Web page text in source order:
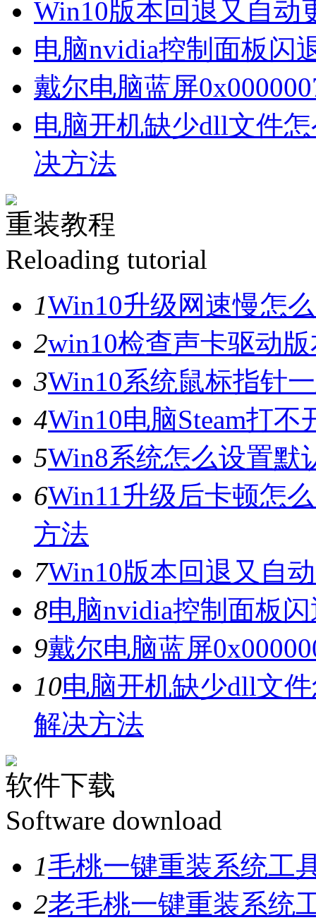
Win10版本回退又自动
电脑nvidia控制面板闪
戴尔电脑蓝屏
电脑开机缺少dll文件
决方法
重装教程
Reloading tutorial
1Win10升级网速慢怎
2win10检查声卡驱动
3Win10系统鼠标指针
4Win10电脑Steam打
5Win8系统怎么设置默
6Win11升级后卡顿怎
方法
7Win10版本回退又自
8电脑nvidia控制面板
9戴尔电脑蓝屏
10电脑开机缺少dll文
解决方法
软件下载
Software download
1毛桃一键重装系统工
2老毛桃一键重装系统